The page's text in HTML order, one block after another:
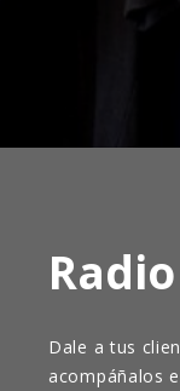
Dale a tus
acompáñalos